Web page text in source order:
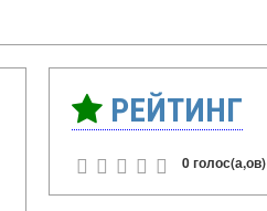
РЕЙТИНГ
0 голос(а,ов)